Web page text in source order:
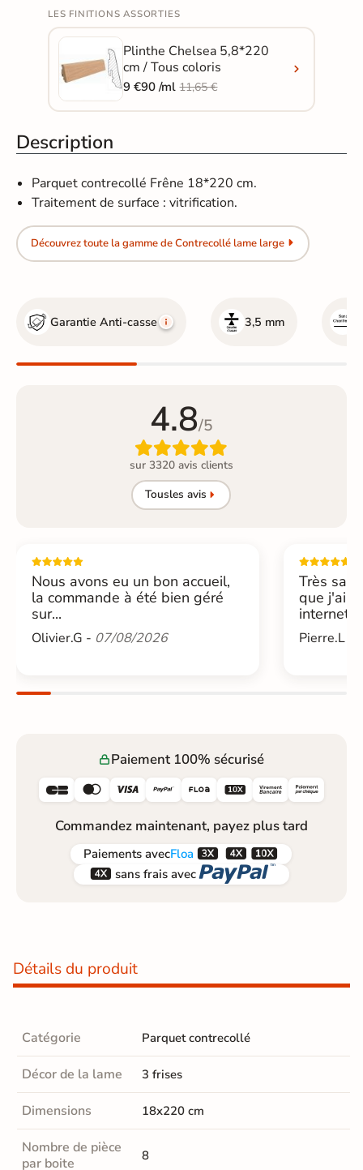
LES FINITIONS ASSORTIES
Plinthe Chelsea 5,8*220
cm / Tous coloris
9 €90 /ml11,65 €
Description
Parquet contrecollé Frêne 18*220 cm.
Traitement de surface : vitrification.
Découvrez toute la gamme de Contrecollé lame large
Garantie Anti-casse 3,5 mm
4.8/5

sur 3320 avis clients
Tousles avis
Nous avons eu un bon accueil,
la commande à été bien géré
sur...
Olivier.G - 07/08/2026
Très
que j'ai
internet....
Pierre.L -
Paiement 100% sécurisé
     
Commandez maintenant, payez plus tard
Paiements avecFloa  
 sans frais avec 
Détails du produit
Catégorie Parquet contrecollé
Décor de la lame 3 frises
Dimensions 18x220 cm
Nombre de pièce
par boite
8